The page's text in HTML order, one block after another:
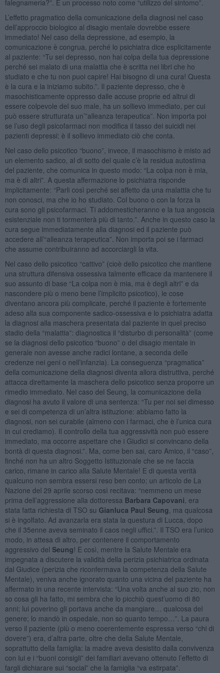
falegnameria?”. È un processo noto come “utilizzo del sintomo”.
L’effetto pragmatico della comunicazione della diagnosi nel caso
dell’approccio biologico al disagio mentale dovrebbe essere
immediato! Nel caso della depressione, ad esempio, la
comunicazione è congrua, perché lo psichiatra dice esplicitamente
al paziente: “Tu sei depresso, non hai colpa della tua depressione
perché sei malato di una malattia che è scritta nei libri che ho
studiato e che tu non puoi capire! Hai bisogno di una cura! Questa
è la cura e la iniziamo subito.”. Il paziente depresso, che è
masochisticamente oppresso dalle accuse proprie ed altrui di
essere colpevole del suo male, ha un sollievo immediato, per cui
può essere strutturata un’”alleanza terapeutica”. Non importa poi
se l’uso degli psicofarmaci non modifica il tasso dei suicidi nei
pazienti depressi: è il sollievo immediato ciò che conta.
Nel caso dello psicotico “buono”, invece, il masochismo è misto ad
un elemento sadico, al di sotto del quale c’è la residua autostima
del paziente, che comunica in questo modo: “La colpa non è mia,
ma è di altri”. A questa affermazione lo psichiatra risponde
implicitamente: “Parli così perché sei affetto da una malattia che tu
non conosci, ma che io ho studiato. Col buono o con la forza la
cura sono gli psicofarmaci. Ti addomesticheranno e la tua angoscia
esistenziale non ti tormenterà più di tanto.”. Anche in questo caso la
cura segue immediatamente alla diagnosi ed il paziente può
accedere all’“alleanza terapeutica”. Non importa poi se i farmaci
che assume contribuiranno ad accorciargli la vita.
Nel caso dello psicotico “cattivo” (cioè dello psicotico che mantiene
una struttura difensiva ossessiva talmente efficace da mantenere il
suo assunto di base “La colpa non è mia, ma è degli altri” e da
nascondere più o meno bene l’implicito psicotico), le cose
diventano ancora più complicate, perché il paziente è fortemente
adeso alla sua componente sadico-ossessiva e lo psichiatra adatta
la diagnosi alla maschera presentata dal paziente in quel preciso
stadio della “malattia”: diagnostica il “disturbo di personalità” (come
se la diagnosi dello psicotico “buono” o del disagio mentale in
generale non avesse anche radici lontane, a seconda delle
credenze nei geni o nell’infanzia). La conseguenza “pragmatica”
della comunicazione della diagnosi diventa allora distruttiva, perché
attacca direttamente la maschera dello psicotico senza proporre un
rimedio immediato. Nel caso del Seung, la comunicazione della
diagnosi ha avuto il valore di una sentenza: “Tu per noi sei dimesso
e sei di competenza di un’altra istituzione: abbiamo fatto la
diagnosi, non sei curabile (almeno con i farmaci, che è l’unica cura
in cui crediamo). Il controllo della tua aggressività non può essere
immediato, ma occorre aspettare che i Giudici si convincano della
bontà di questa diagnosi.”. Ma, come ben sai, caro Amico, il “caso”,
finché non ha un altro Soggetto Istituzionale che se ne faccia
carico, rimane in carico alla Salute Mentale! E di questa verità
qualcuno non sembra essersi reso ben conto; un articolo de La
Nazione del 29 aprile scorso così recitava: “nemmeno un mese
prima dell’aggressione alla dottoressa Barbara Capovani , era
stata fatta richiesta di TSO su Gianluca Paul Seung , ma qualcosa
si è ingolfato. Ad avanzarla era stata la questura di Lucca, dopo
che il 35enne aveva seminato il caos negli uffici.”. Il TSO era l’unico
modo, in attesa di altro, per contenere il comportamento
aggressivo del Seung! E così, mentre la Salute Mentale era
impegnata a discutere la validità della perizia psichiatrica ordinata
dal Giudice (perizia che riconfermava la competenza della Salute
Mentale), veniva anche ignorato quanto una vicina del paziente ha
affermato in una recente intervista: “Una volta anche al suo zio, non
so cosa gli ha fatto, mi sembra che lo picchiò quest’uomo di 80
anni; lui poverino gli portava anche da mangiare… qualcosa del
genere; lo mandò in ospedale, non so quanto tempo…”. La paura
verso il paziente (più o meno coerentemente espressa verso “chi di
dovere”) era, d’altra parte, oltre che della Salute Mentale,
soprattutto della famiglia: la madre aveva desistito dalla convivenza
con lui e i “buoni consigli” dei familiari avevano ottenuto l’effetto di
fargli dichiarare sui “social” che la famiglia “va estirpata”.